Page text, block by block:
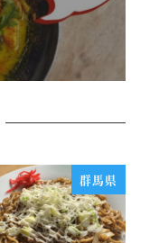
群馬県